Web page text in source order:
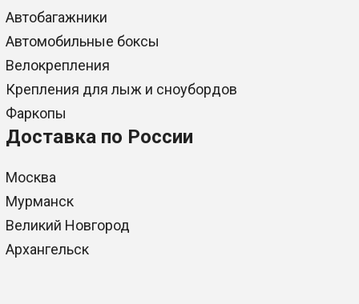
Автобагажники
Автомобильные боксы
Велокрепления
Крепления для лыж и сноубордов
Фаркопы
Доставка по России
Москва
Мурманск
Великий Новгород
Архангельск